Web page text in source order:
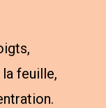
feuille,